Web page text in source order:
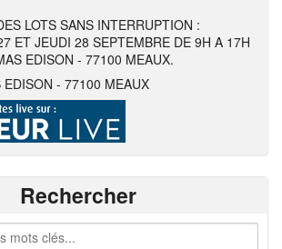
LOTS SANS INTERRUPTION :
ET JEUDI 28 SEPTEMBRE DE 9H A 17H
EDISON - 77100 MEAUX.
- 77100 MEAUX
Rechercher